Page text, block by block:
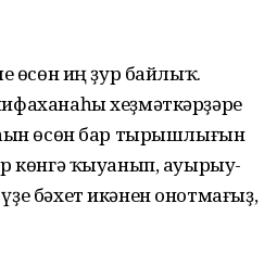
өсөн иң ҙур байлыҡ.
хеҙмәткәрҙәре
өсөн бар тырышлығын
көнгә ҡыуанып, ауырыу-
бәхет икәнен онотмағыҙ,